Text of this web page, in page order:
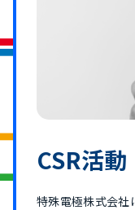
CSR活動
特殊電極株式会社